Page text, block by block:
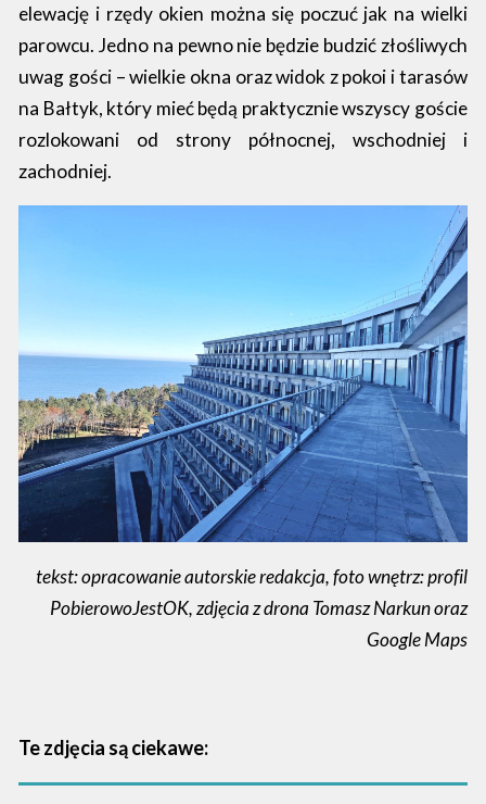
elewację i rzędy okien można się poczuć jak na wielki
parowcu. Jedno na pewno nie będzie budzić złośliwych
uwag gości – wielkie okna oraz widok z pokoi i tarasów
na Bałtyk, który mieć będą praktycznie wszyscy goście
rozlokowani od strony północnej, wschodniej i
zachodniej.
tekst: opracowanie autorskie redakcja, foto wnętrz: profil
PobierowoJestOK, zdjęcia z drona Tomasz Narkun oraz
Google Maps
Te zdjęcia są ciekawe: